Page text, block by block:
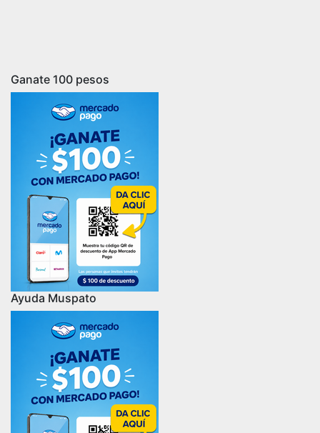
Ganate 100 pesos
Ayuda Muspato